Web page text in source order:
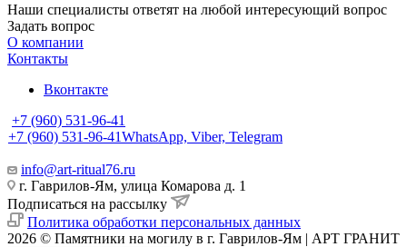
Наши специалисты ответят на любой интересующий вопрос
Задать вопрос
О компании
Контакты
Вконтакте
+7 (960) 531-96-41
+7 (960) 531-96-41WhatsApp, Viber, Telegram
info@art-ritual76.ru
г. Гаврилов-Ям, улица Комарова д. 1
Подписаться на рассылку
Политика обработки персональных данных
2026 © Памятники на могилу в г. Гаврилов-Ям | АРТ ГРАНИТ